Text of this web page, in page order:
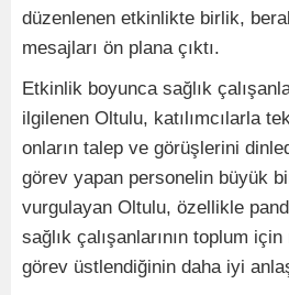
düzenlenen etkinlikte birlik,
mesajları ön plana çıktı.
Etkinlik boyunca sağlık
ilgilenen Oltulu, katılımcılarla
onların talep ve görüşlerini
görev yapan personelin büyük
vurgulayan Oltulu, özellikle
sağlık çalışanlarının toplum
görev üstlendiğinin daha iyi